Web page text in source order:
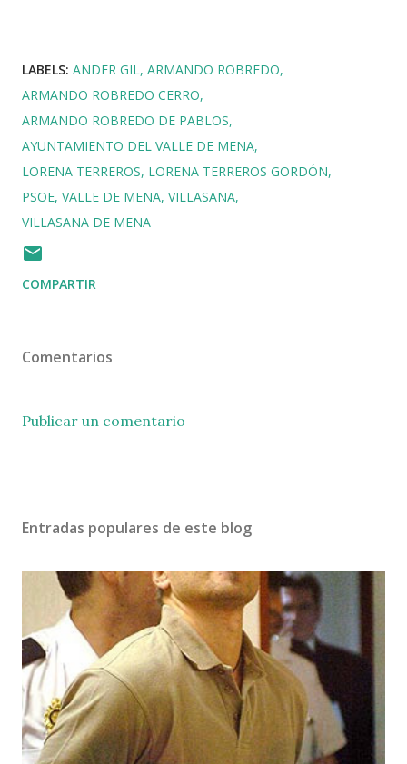
LABELS: ANDER GIL ARMANDO ROBREDO
ARMANDO ROBREDO CERRO
ARMANDO ROBREDO DE PABLOS
AYUNTAMIENTO DEL VALLE DE MENA
LORENA TERREROS LORENA TERREROS GORDÓN
PSOE VALLE DE MENA VILLASANA
VILLASANA DE MENA
COMPARTIR
Comentarios
Publicar un comentario
Entradas populares de este blog